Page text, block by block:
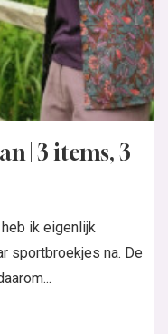
| 3 items, 3
ik eigenlijk
sportbroekjes na. De